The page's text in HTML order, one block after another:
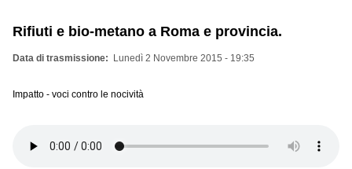
Rifiuti e bio-metano a Roma e provincia.
Data di trasmissione Lunedì 2 Novembre 2015 - 19:35
Impatto - voci contro le nocività